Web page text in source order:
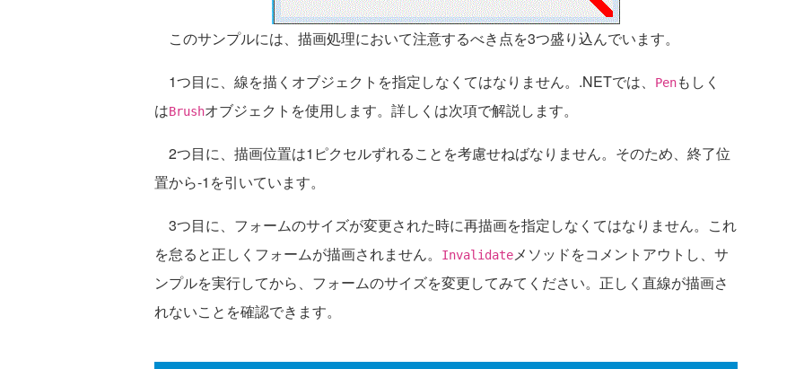
このサンプルには、描画処理において注意するべき点を3つ盛り込んでいます。
1つ目に、線を描くオブジェクトを指定しなくてはなりません。.NETでは、 Penもしく
はBrushオブジェクトを使用します。詳しくは次項で解説します。
2つ目に、描画位置は1ピクセルずれることを考慮せねばなりません。そのため、終了位
置から-1を引いています。
3つ目に、フォームのサイズが変更された時に再描画を指定しなくてはなりません。これ
を怠ると正しくフォームが描画されません。
Invalidate メソッドをコメントアウトし、サ
ンプルを実行してから、フォームのサイズを変更してみてください。正しく直線が描画さ
れないことを確認できます。